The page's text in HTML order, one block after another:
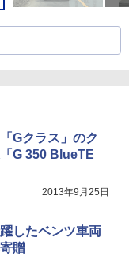
Gクラス」のク
G 350 BlueTE
2013年9月25日
したベンツ車両
贈